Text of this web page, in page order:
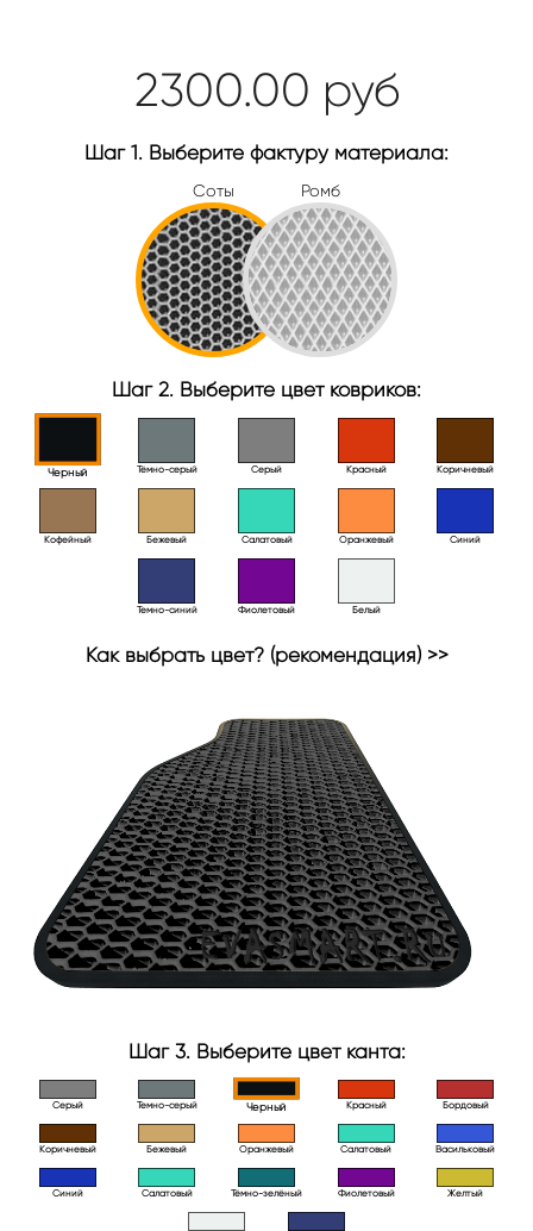
2300.00 руб
Шаг 1. Выберите фактуру материала:
Соты Ромб
Шаг 2. Выберите цвет ковриков:
Черный Тёмно-серый Серый Красный Коричневый
Кофейный Бежевый Салатовый Оранжевый Синий
Темно-синий Фиолетовый Белый
Как выбрать цвет? (рекомендация) >>
Шаг 3. Выберите цвет канта:
Серый Темно-серый Черный Красный Бордовый
Коричневый Бежевый Оранжевый Салатовый Васильковый
Синий Салатовый Тёмно-зелёный Фиолетовый Желтый